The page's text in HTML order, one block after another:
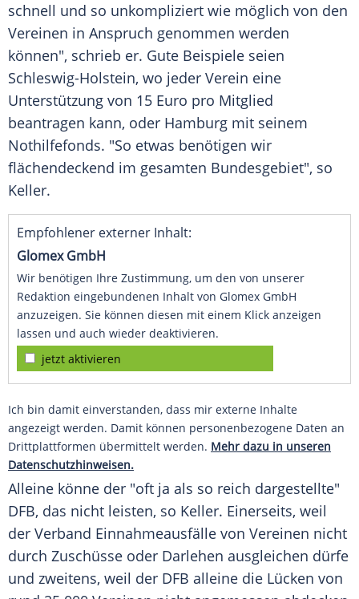
schnell und so unkompliziert wie möglich von den
Vereinen in Anspruch genommen werden
können", schrieb er. Gute Beispiele seien
Schleswig-Holstein, wo jeder Verein eine
Unterstützung von 15 Euro pro Mitglied
beantragen kann, oder Hamburg mit seinem
Nothilfefonds. "So etwas benötigen wir
flächendeckend im gesamten Bundesgebiet", so
Keller.
Empfohlener externer Inhalt:
Glomex GmbH
Wir benötigen Ihre Zustimmung, um den von unserer
Redaktion eingebundenen Inhalt von Glomex GmbH
anzuzeigen. Sie können diesen mit einem Klick anzeigen
lassen und auch wieder deaktivieren.
jetzt aktivieren
Ich bin damit einverstanden, dass mir externe Inhalte
angezeigt werden. Damit können personenbezogene Daten an
Drittplattformen übermittelt werden. Mehr dazu in unseren
Datenschutzhinweisen.
Alleine könne der "oft ja als so reich dargestellte"
DFB, das nicht leisten, so Keller. Einerseits, weil
der Verband Einnahmeausfälle von Vereinen nicht
durch Zuschüsse oder Darlehen ausgleichen dürfe
und zweitens, weil der DFB alleine die Lücken von